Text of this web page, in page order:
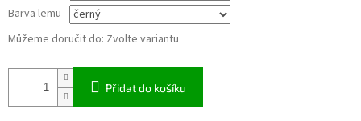
Barva lemu
Můžeme doručit do: Zvolte variantu
Přidat do košíku